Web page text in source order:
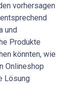
vorhersagen
und
Produkte
könnten, wie
Onlineshop
Lösung